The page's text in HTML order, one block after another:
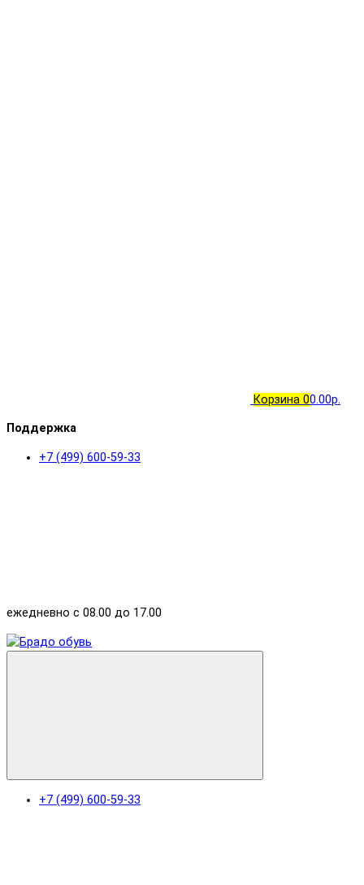
Корзина 00.00р.
Поддержка
+7 (499) 600-59-33
ежедневно с 08.00 до 17.00
+7 (499) 600-59-33